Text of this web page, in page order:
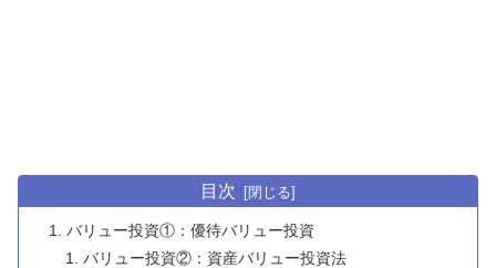
目次
バリュー投資①：優待バリュー投資
バリュー投資②：資産バリュー投資法